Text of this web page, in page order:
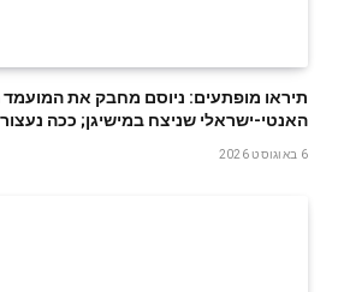
תיראו מופתעים: ניוסם מחבק את המועמד
האנטי-ישראלי שניצח במישיגן; ככה
6 באוגוסט 2026